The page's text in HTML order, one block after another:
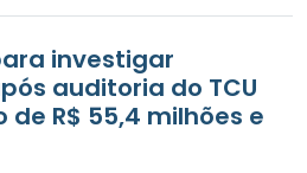
investigar
auditoria do TCU
R$ 55,4 milhões e